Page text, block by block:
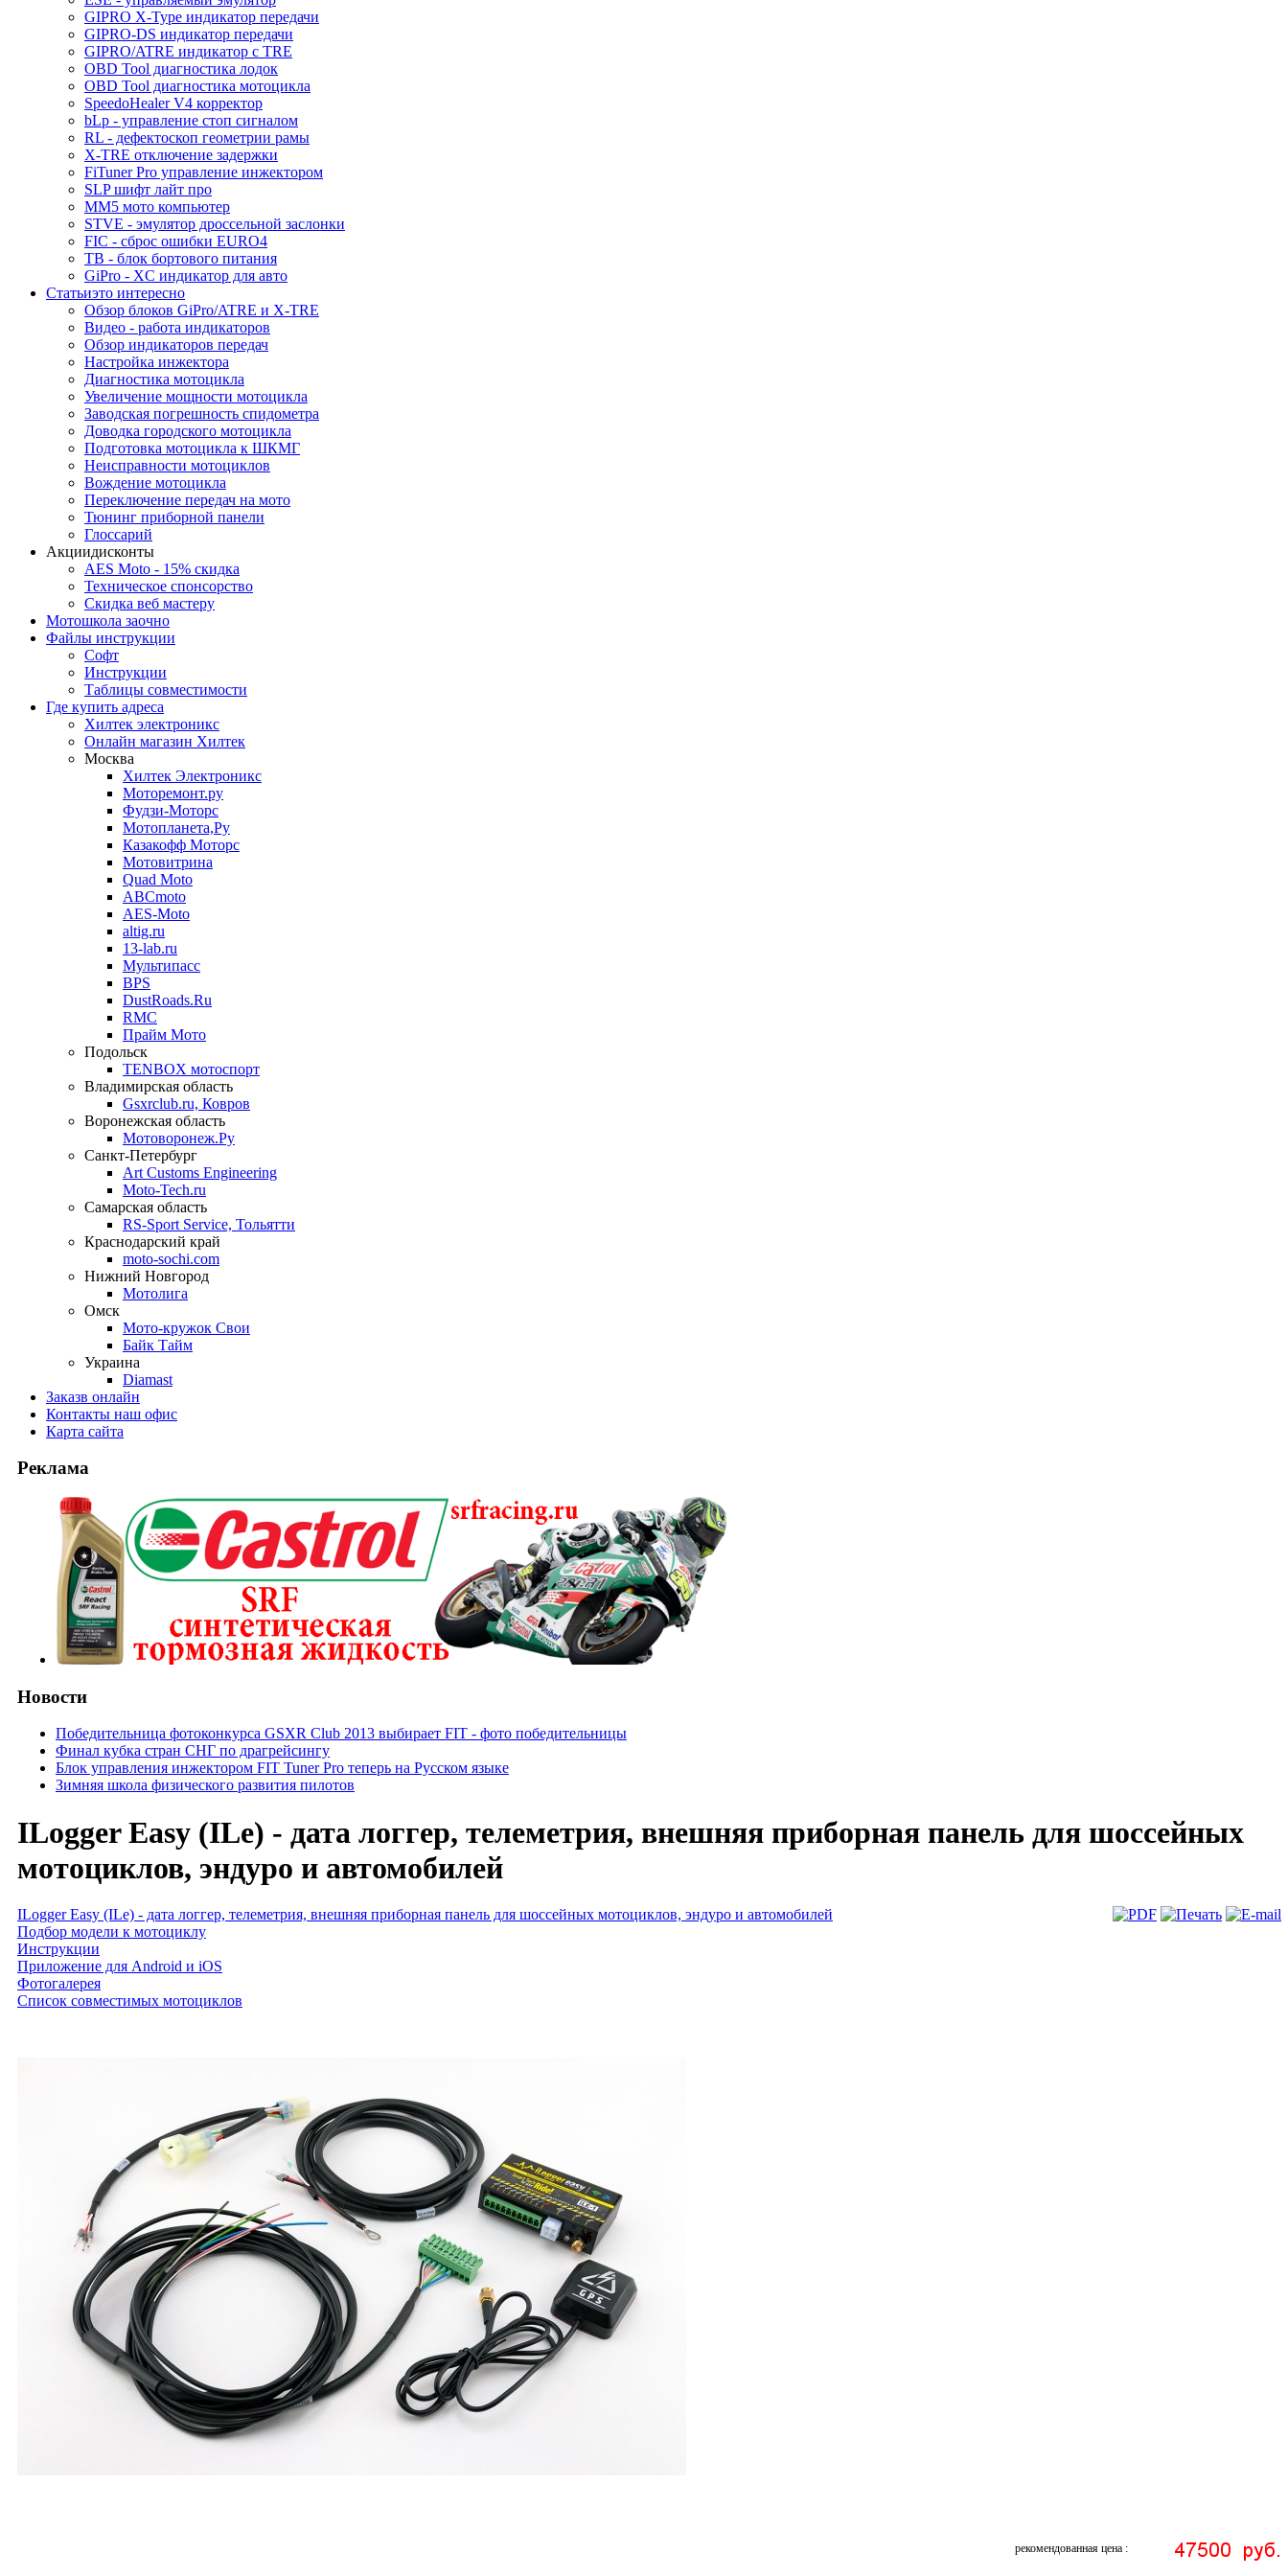
GIPRO X-Type индикатор передачи
GIPRO-DS индикатор передачи
GIPRO/ATRE индикатор с TRE
OBD Tool диагностика лодок
OBD Tool диагностика мотоцикла
SpeedoHealer V4 корректор
bLp - управление стоп сигналом
RL - дефектоскоп геометрии рамы
X-TRE отключение задержки
FiTuner Pro управление инжектором
SLP шифт лайт про
MM5 мото компьютер
STVE - эмулятор дроссельной заслонки
FIC - сброс ошибки EURO4
TB - блок бортового питания
GiPro - XC индикатор для авто
Статьиэто интересно
Обзор блоков GiPro/ATRE и X-TRE
Видео - работа индикаторов
Обзор индикаторов передач
Настройка инжектора
Диагноcтика мотоцикла
Увеличение мощности мотоцикла
Заводская погрешность спидометра
Доводка городского мотоцикла
Подготовка мотоцикла к ШКМГ
Неисправности мотоциклов
Вождение мотоцикла
Переключение передач на мото
Тюнинг приборной панели
Глоссарий
Акциидисконты
AES Moto - 15% скидка
Техническое спонсорство
Скидка веб мастеру
Мотошкола заочно
Файлы инструкции
Софт
Инструкции
Таблицы совместимости
Где купить адреса
Хилтек электроникс
Онлайн магазин Хилтек
Москва
Хилтек Электроникс
Моторемонт.ру
Фудзи-Моторс
Мотопланета,Ру
Казакофф Моторс
Мотовитрина
Quad Moto
ABCmoto
AES-Moto
altig.ru
13-lab.ru
Мультипасс
BPS
DustRoads.Ru
RMC
Прайм Мото
Подольск
TENBOX мотоспорт
Владимирская область
Gsxrclub.ru, Ковров
Воронежская область
Мотоворонеж.Ру
Санкт-Петербург
Art Customs Engineering
Moto-Tech.ru
Самарская область
RS-Sport Service, Тольятти
Краснодарский край
moto-sochi.com
Нижний Новгород
Мотолига
Омск
Мото-кружок Свои
Байк Тайм
Украина
Diamast
Заказв онлайн
Контакты наш офис
Карта сайта
Реклама
Новости
Победительница фотоконкурса GSXR Club 2013 выбирает FIT - фото победительницы
Финал кубка стран СНГ по драгрейсингу
Блок управления инжектором FIT Tuner Pro теперь на Русском языке
Зимняя школа физического развития пилотов
ILogger Easy (ILe) - дата логгер, телеметрия, внешняя приборная панель для шоссейных
мотоциклов, эндуро и автомобилей
ILogger Easy (ILe) - дата логгер, телеметрия, внешняя приборная панель для шоссейных мотоциклов, эндуро и автомобилей
Подбор модели к мотоциклу
Инструкции
Приложение для Android и iOS
Фотогалерея
Список совместимых мотоциклов
рекомендованная цена :